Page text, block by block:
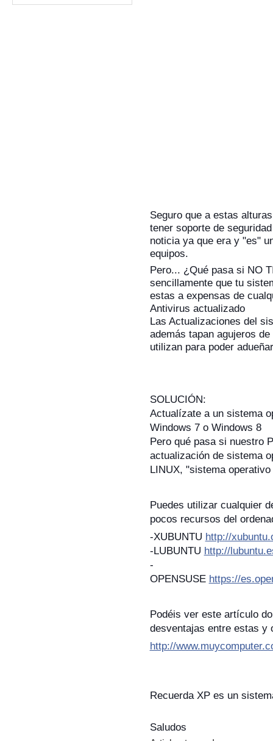
Seguro que a estas
tener soporte de
noticia ya que era y "es"
equipos.
Pero... ¿Qué pasa si NO
sencillamente que tu
estas a expensas de
Antivirus actualizado
Las Actualizaciones del
además tapan agujeros de
utilizan para poder
SOLUCIÓN:
Actualízate a un sistema
Windows 7 o Windows 8
Pero qué pasa si nuestro
actualización de sistema
LINUX, "sistema
Puedes utilizar cualquier
pocos recursos del
-XUBUNTU http://
-LUBUNTU http://
-
OPENSUSE https://
Podéis ver este artículo
desventajas entre estas y
http://
Recuerda XP es un
Saludos